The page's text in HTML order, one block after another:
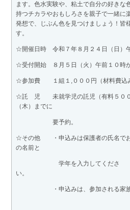
ます。色水実験や、粘土で自分の好きな
持つチカラやおもしろさを親子で一緒に
発想で、じぶん色を見つけましょう！皆
す。
☆開催日時 令和７年８月２４日（日）
☆受付開始 ８月５日（火）午前１０時
☆参加費 １組１,０００円（材料費込み
☆託 児 未就学児の託児（有料５００
（木）までに
要予約。
☆その他 ・申込みは保護者の氏名でお
の名前と
学年を入力してくださ
い
・申込みは、参加される家族ご